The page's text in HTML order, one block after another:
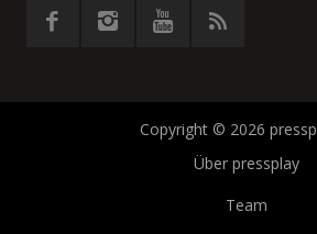
Copyright © 2026
Über pressplay
Team